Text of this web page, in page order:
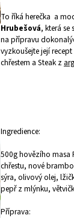
To říká herečka a
Hrubešová, která
na přípravu
vyzkoušejte její recept
chřestem a Steak z
Ingredience:
500g hovězího masa
chřestu, nové
sýra, olivový olej,
pepř z mlýnku,
Příprava: